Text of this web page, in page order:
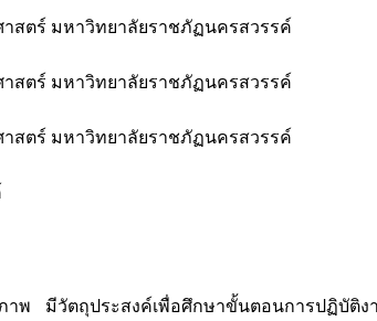
สตร์ มหาวิทยาลัยราชภัฏนครสวรรค์
สตร์ มหาวิทยาลัยราชภัฏนครสวรรค์
สตร์ มหาวิทยาลัยราชภัฏนครสวรรค์
าพ มีวัตถุประสงค์เพื่อศึกษาขั้นตอนการปฏิบัติ